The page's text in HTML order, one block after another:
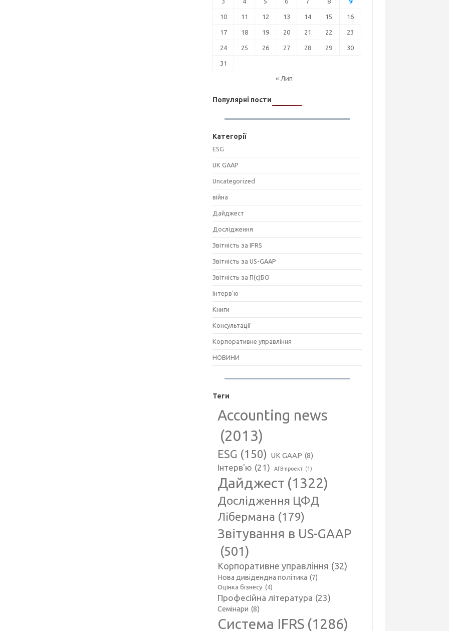
10 11 12 13 14 15 16
17 18 19 20 21 22 23
24 25 26 27 28 29 30
31
« Лип
Популярні пости
Категорії
ESG
UK GAAP
Uncategorized
війна
Дайджест
Дослідження
Звітність за IFRS
Звітність за US-GAAP
Звітність за П(с)БО
Інтерв'ю
Книги
Консультації
Корпоративне управління
НОВИНИ
Теги
Accounting news
(2013)
ESG (150) UK GAAP (8)
Інтерв'ю (21) АГВ-проект (1)
Дайджест (1322)
Дослідження ЦФД
Лібермана (179)
Звітування в US-GAAP
(501)
Корпоративне управління (32)
Нова дивідендна політика (7)
Оцінка бізнесу (4)
Професійна література (23)
Семінари (8)
Система IFRS (1286)